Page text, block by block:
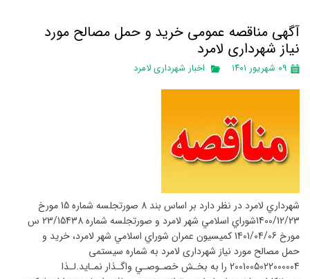
آگهی مناقصه عمومی خرید و حمل مصالح مورد
نیاز شهرداری لامرد
۰۹ شهریور ۱۴۰۱ اخبار شهرداری لامرد
شهرداري لامرد در نظر دارد بر اساس بند 8 صورتجلسه شماره 15 مورخ
1400/12/23شوراي اسلامي شهر لامرد و صورتجلسه شماره 23/15438 س
مورخ 1401/04/06 كميسيون عمران شوراي اسلامي شهر لامرد، خرید و
حمل مصالح مورد نیاز شهرداری لامرد به شماره سیستمی
2001005022000004 را به بخـش خصـوصـي واگـذار نمـايد.لـذا